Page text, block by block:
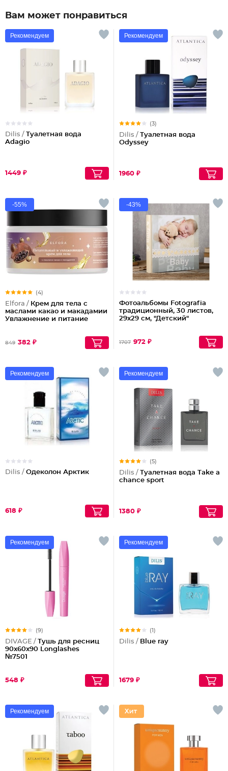
Вам может понравиться
Рекомендуем
Dilis / Туалетная вода
Adagio
1449 ₽
Рекомендуем
(3)
Dilis / Туалетная вода
Odyssey
1960 ₽
-55%
(4)
Elfora / Крем для тела с
маслами какао и макадамии
Увлажнение и питание
849 382 ₽
-43%
Фотоальбомы Fotografia
традиционный, 30 листов,
29х29 см, "Детский"
1707 972 ₽
Рекомендуем
Dilis / Одеколон Арктик
618 ₽
Рекомендуем
(5)
Dilis / Туалетная вода Take a
chance sport
1380 ₽
Рекомендуем
(9)
DIVAGE / Тушь для ресниц
90x60x90 Longlashes
№7501
548 ₽
Рекомендуем
(1)
Dilis / Blue ray
1679 ₽
Рекомендуем